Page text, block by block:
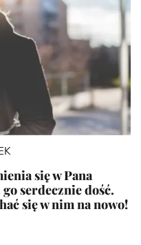
się w Pana
go serdecznie dość.
się w nim na nowo!